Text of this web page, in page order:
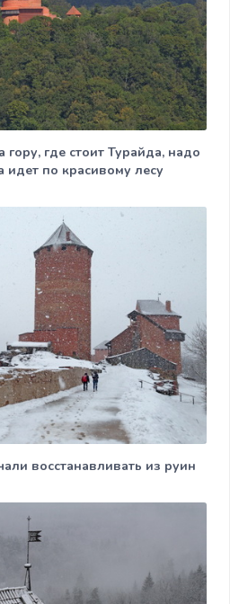
гору, где стоит Турайда, надо
идет по красивому лесу
восстанавливать из руин